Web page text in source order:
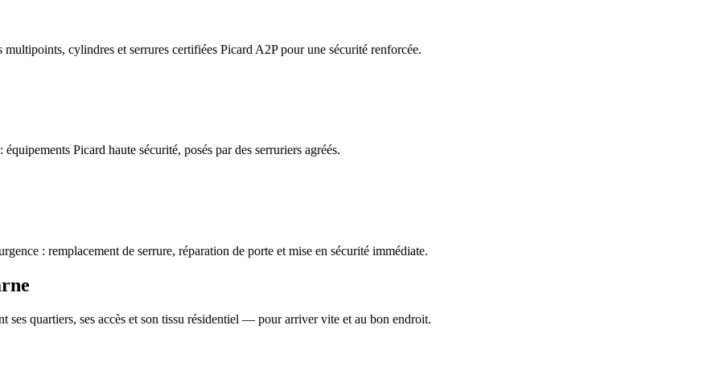
cylindres et serrures certifiées Picard A2P pour une sécurité renforcée.
Picard haute sécurité, posés par des serruriers agréés.
: remplacement de serrure, réparation de porte et mise en sécurité immédiate.
quartiers, ses accès et son tissu résidentiel — pour arriver vite et au bon endroit.